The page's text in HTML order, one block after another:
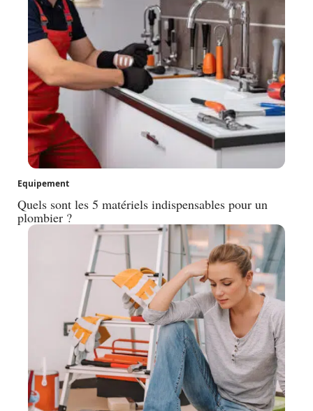
Equipement
Quels sont les 5 matériels indispensables pour un
plombier ?